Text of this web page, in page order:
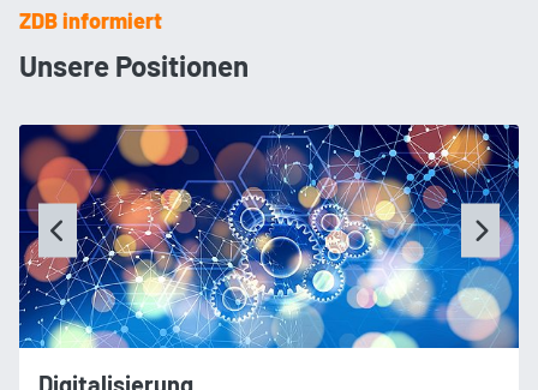
ZDB informiert
Unsere Positionen
Digitalisierung